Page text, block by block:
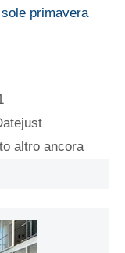
primavera
altro ancora